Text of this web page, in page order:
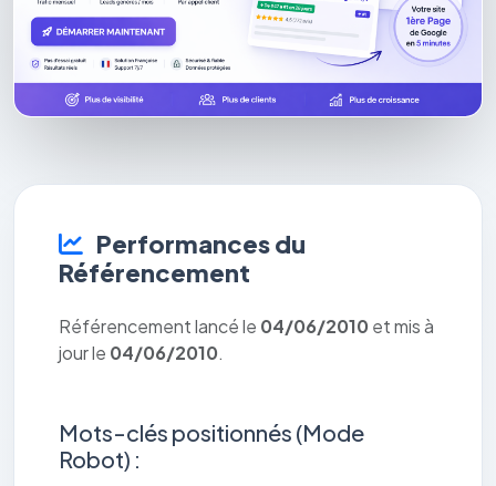
Performances du
Référencement
Référencement lancé le 04/06/2010 et mis à
jour le 04/06/2010.
Mots-clés positionnés (Mode
Robot) :